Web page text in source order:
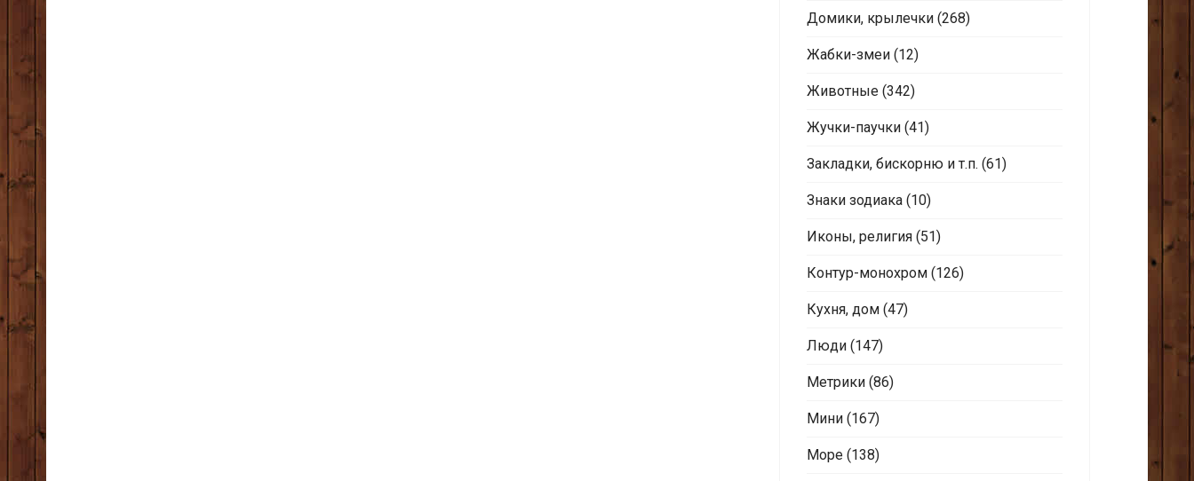
Домики, крылечки (268)
Жабки-змеи (12)
Животные (342)
Жучки-паучки (41)
Закладки, бискорню и т.п. (61)
Знаки зодиака (10)
Иконы, религия (51)
Контур-монохром (126)
Кухня, дом (47)
Люди (147)
Метрики (86)
Мини (167)
Море (138)